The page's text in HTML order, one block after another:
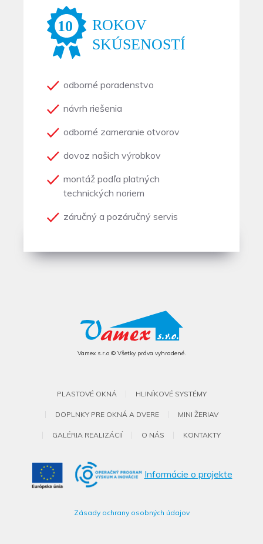
odborné poradenstvo
návrh riešenia
odborné zameranie otvorov
dovoz našich výrobkov
montáž podľa platných
technických noriem
záručný a pozáručný servis
Vamex s.r.o © Všetky práva vyhradené.
PLASTOVÉ OKNÁ HLINÍKOVÉ SYSTÉMY
DOPLNKY PRE OKNÁ A DVERE MINI ŽERIAV
GALÉRIA REALIZÁCIÍ O NÁS KONTAKTY
Informácie o projekte
Zásady ochrany osobných údajov